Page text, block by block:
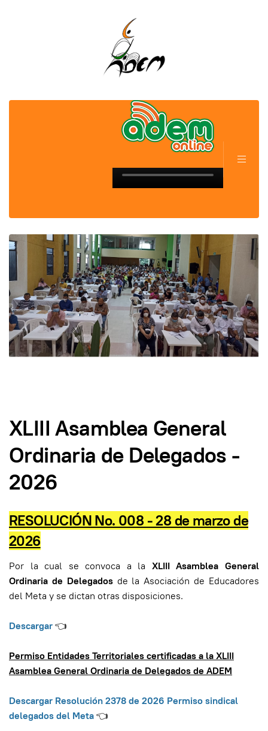
XLIII Asamblea General
Ordinaria de Delegados -
2026
RESOLUCIÓN No. 008 - 28 de marzo de
2026
Por la cual se convoca a la XLIII Asamblea General
Ordinaria de Delegados de la Asociación de Educadores
del Meta y se dictan otras disposiciones.
Descargar👈
Permiso Entidades Territoriales certificadas a la XLIII
Asamblea General Ordinaria de Delegados de ADEM
Descargar Resolución 2378 de 2026 Permiso sindical
delegados del Meta👈